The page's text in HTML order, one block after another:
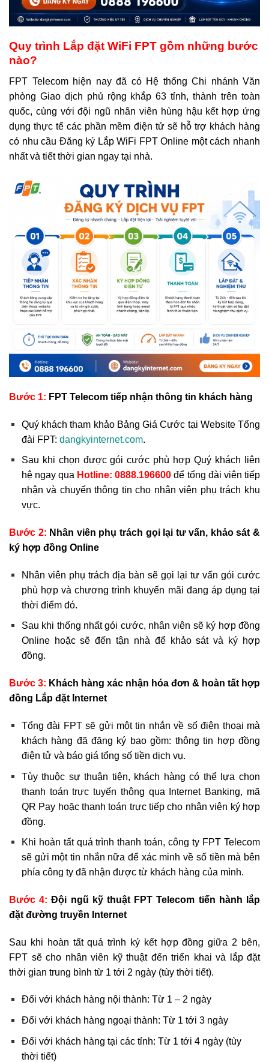
Quy trình Lắp đặt WiFi FPT gồm những bước
nào?
FPT Telecom hiện nay đã có Hệ thống Chi nhánh Văn
phòng Giao dịch phủ rộng khắp 63 tỉnh, thành trên toàn
quốc, cùng với đội ngũ nhân viên hùng hậu kết hợp ứng
dụng thực tế các phần mềm điện tử sẽ hỗ trợ khách hàng
có nhu cầu Đăng ký Lắp WiFi FPT Online một cách nhanh
nhất và tiết thời gian ngay tại nhà.
Bước 1: FPT Telecom tiếp nhận thông tin khách hàng
Quý khách tham khảo Bảng Giá Cước tại Website Tổng
đài FPT: dangkyinternet.com.
Sau khi chọn được gói cước phù hợp Quý khách liên
hệ ngay qua Hotline:0888.196600 để tổng đài viên tiếp
nhận và chuyển thông tin cho nhân viên phụ trách khu
vực.
Bước 2: Nhân viên phụ trách gọi lại tư vấn, khảo sát &
ký hợp đồng Online
Nhân viên phụ trách địa bàn sẽ gọi lại tư vấn gói cước
phù hợp và chương trình khuyến mãi đang áp dụng tại
thời điểm đó.
Sau khi thống nhất gói cước, nhân viên sẽ ký hợp đồng
Online hoặc sẽ đến tận nhà để khảo sát và ký hợp
đồng.
Bước 3: Khách hàng xác nhận hóa đơn & hoàn tất hợp
đồng Lắp đặt Internet
Tổng đài FPT sẽ gửi một tin nhắn về số điện thoại mà
khách hàng đã đăng ký bao gồm: thông tin hợp đồng
điện tử và báo giá tổng số tiền dịch vụ.
Tùy thuộc sự thuận tiện, khách hàng có thể lựa chọn
thanh toán trực tuyến thông qua Internet Banking, mã
QR Pay hoặc thanh toán trực tiếp cho nhân viên ký hợp
đồng.
Khi hoàn tất quá trình thanh toán, công ty FPT Telecom
sẽ gửi một tin nhắn nữa để xác minh về số tiền mà bên
phía công ty đã nhận được từ khách hàng của mình.
Bước 4: Đội ngũ kỹ thuật FPT Telecom tiến hành lắp
đặt đường truyền Internet
Sau khi hoàn tất quá trình ký kết hợp đồng giữa 2 bên,
FPT sẽ cho nhân viên kỹ thuật đến triển khai và lắp đặt
thời gian trung bình từ 1 tới 2 ngày (tùy thời tiết).
Đối với khách hàng nội thành: Từ 1 – 2 ngày
Đối với khách hàng ngoại thành: Từ 1 tới 3 ngày
Đối với khách hàng tại các tỉnh: Từ 1 tới 4 ngày (tùy
thời tiết)